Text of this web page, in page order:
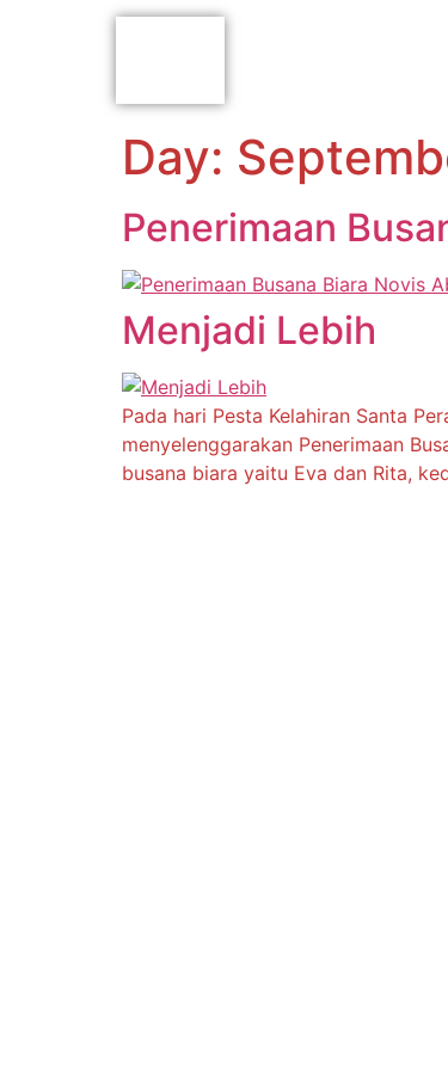
Day:
Penerimaan
Menjadi Lebih
Pada hari Pesta Kelahiran Santa
menyelenggarakan Penerimaan
busana biara yaitu Eva dan Rita,